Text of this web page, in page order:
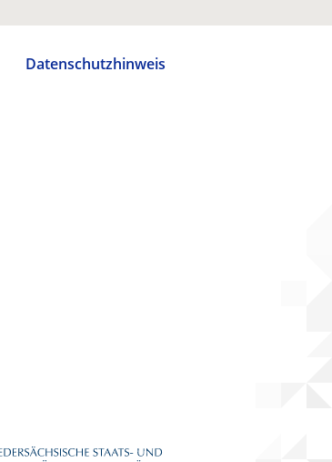
Datenschutzhinweis